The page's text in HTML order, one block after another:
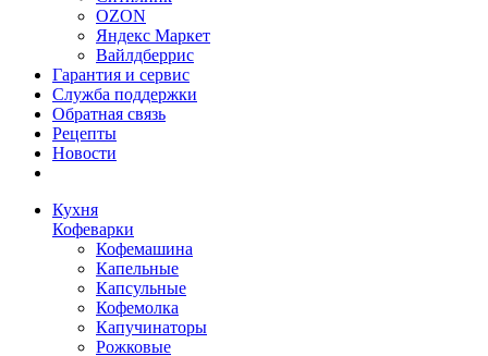
OZON
Яндекс Маркет
Вайлдберрис
Гарантия и сервис
Служба поддержки
Обратная связь
Рецепты
Новости
Кухня
Кофеварки
Кофемашина
Капельные
Капсульные
Кофемолка
Капучинаторы
Рожковые